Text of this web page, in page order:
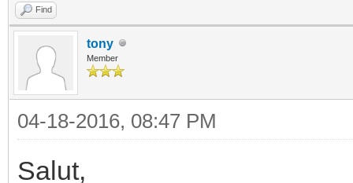
Find
tony
Member
04-18-2016, 08:47 PM
Salut,